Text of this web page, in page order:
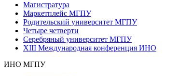
Магистратура
Маркетплейс МГПУ
Родительский университет МГПУ
Четыре четверти
Серебряный университет МГПУ
XIII Международная конференция ИНО
ИНО МГПУ